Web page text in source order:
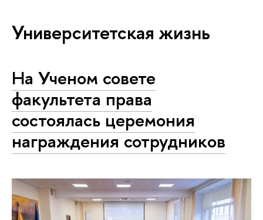
Университетская жизнь
На Ученом совете
факультета права
состоялась церемония
награждения сотрудников